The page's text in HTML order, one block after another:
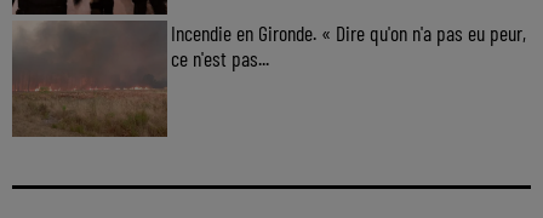
Incendie en Gironde. « Dire qu'on n'a pas eu peur,
ce n'est pas...